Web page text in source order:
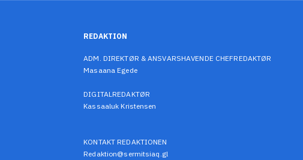
REDAKTION
ADM. DIREKTØR & ANSVARSHAVENDE CHEFREDAKTØR
Masaana Egede
DIGITALREDAKTØR
Kassaaluk Kristensen
KONTAKT REDAKTIONEN
Redaktion@sermitsiaq.gl